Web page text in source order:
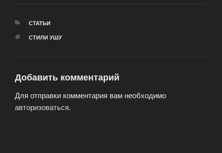
РУБРИКИ
СТАТЬИ
МЕТКИ
СТИЛИ УШУ
Добавить комментарий
Для отправки комментария вам необходимо
авторизоваться.